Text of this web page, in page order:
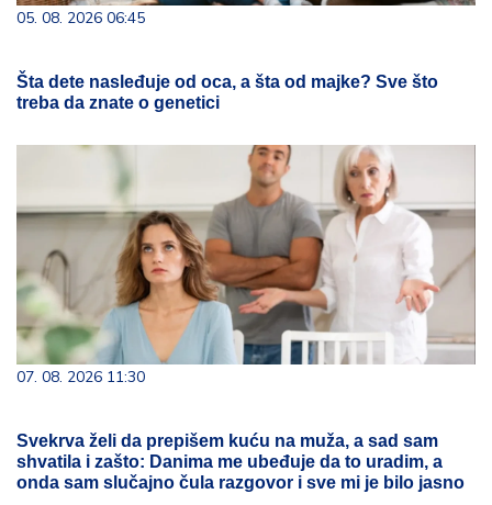
05. 08. 2026 06:45
Šta dete nasleđuje od oca, a šta od majke? Sve što
treba da znate o genetici
07. 08. 2026 11:30
Svekrva želi da prepišem kuću na muža, a sad sam
shvatila i zašto: Danima me ubeđuje da to uradim, a
onda sam slučajno čula razgovor i sve mi je bilo jasno